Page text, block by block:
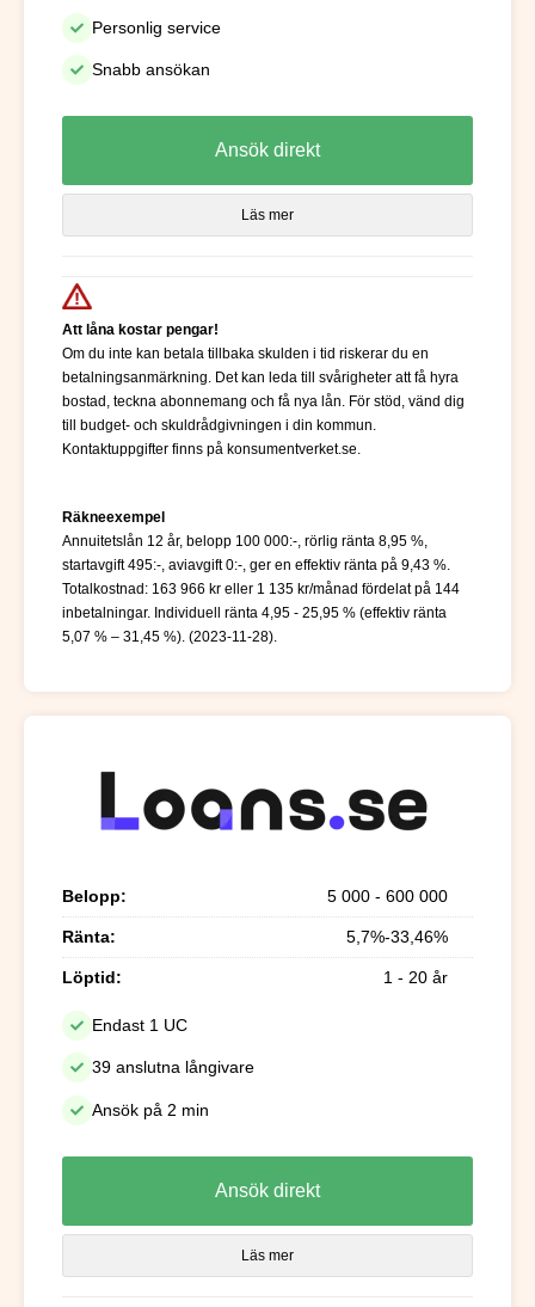
Personlig service
Snabb ansökan
Ansök direkt
Läs mer
Att låna kostar pengar!
Om du inte kan betala tillbaka skulden i tid riskerar du en
betalningsanmärkning. Det kan leda till svårigheter att få hyra
bostad, teckna abonnemang och få nya lån. För stöd, vänd dig
till budget- och skuldrådgivningen i din kommun.
Kontaktuppgifter finns på konsumentverket.se.
Räkneexempel
Annuitetslån 12 år, belopp 100 000:-, rörlig ränta 8,95 %,
startavgift 495:-, aviavgift 0:-, ger en effektiv ränta på 9,43 %.
Totalkostnad: 163 966 kr eller 1 135 kr/månad fördelat på 144
inbetalningar. Individuell ränta 4,95 - 25,95 % (effektiv ränta
5,07 % – 31,45 %). (2023-11-28).
Belopp: 5 000 - 600 000
Ränta: 5,7%-33,46%
Löptid: 1 - 20 år
Endast 1 UC
39 anslutna långivare
Ansök på 2 min
Ansök direkt
Läs mer